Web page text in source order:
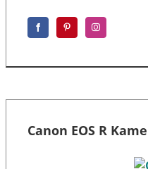
Canon EOS R